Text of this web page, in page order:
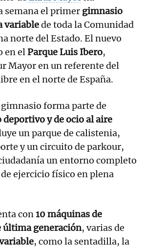
semana el primer gimnasio
variablede toda la Comunidad
norte del Estado. El nuevo
en elParque Luis Ibero,
Mayor en un referente del
en el norte de España.
forma parte de
deportivo y de ocio al aire
un parque de calistenia,
y un circuito de parkour,
un entorno completo
ejercicio físico en plena
con10 máquinas de
última generación, varias de
, como la sentadilla, la